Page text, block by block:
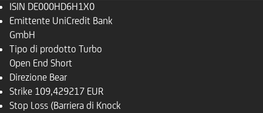
ISIN DE000HD6H1X0
Emittente UniCredit Bank
GmbH
Tipo di prodotto Turbo
Open End Short
Direzione Bear
Strike 109,429217 EUR
Stop Loss (Barriera di Knock